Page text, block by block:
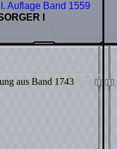
Auflage Band 1559
I